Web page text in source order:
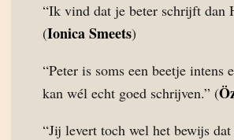
“Ik vind dat je beter schrijft dan
(Ionica Smeets)
“Peter is soms een beetje intens
kan wél echt goed schrijven.” (
“Jij levert toch wel het bewijs